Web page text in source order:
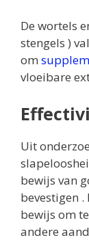
De wortels
stengels )
om
vloeibare
Uit
bewijs van
bevestigen
bewijs om
andere